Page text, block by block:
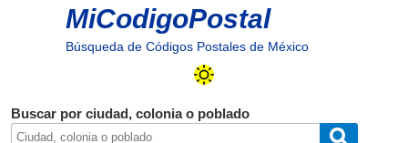
MiCodigoPostal
Búsqueda de Códigos Postales de México
Buscar por ciudad, colonia o poblado